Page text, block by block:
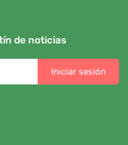
de noticias
Iniciar sesión